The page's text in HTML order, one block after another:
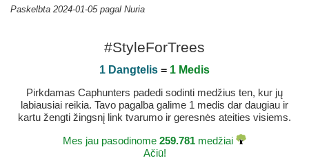
Paskelbta 2024-01-05 pagal Nuria
#StyleForTrees
1 Dangtelis = 1 Medis
Pirkdamas Caphunters padedi sodinti medžius ten, kur jų
labiausiai reikia. Tavo pagalba galime 1 medis dar daugiau ir
kartu žengti žingsnį link tvarumo ir geresnės ateities visiems.
Mes jau pasodinome 259.781 medžiai
Ačiū!